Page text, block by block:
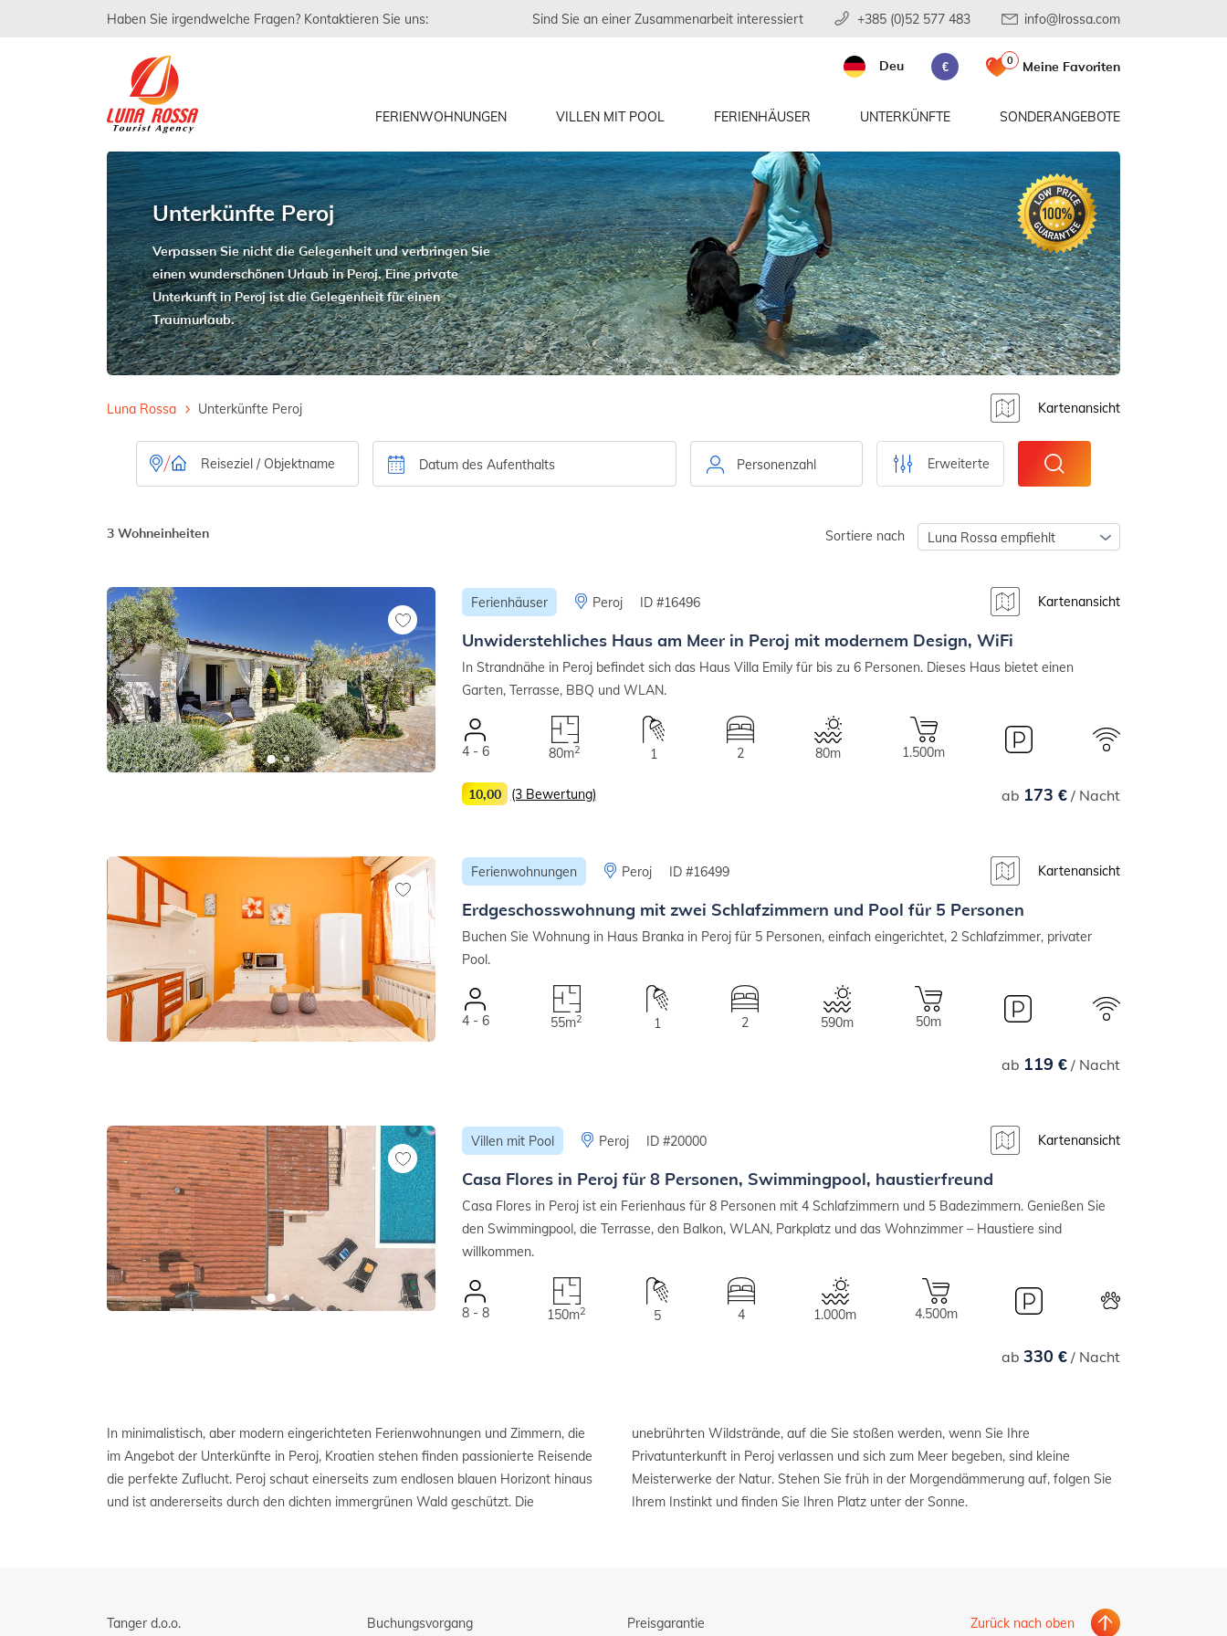
Haben Sie irgendwelche Fragen? Kontaktieren Sie uns: Sind Sie an einer Zusammenarbeit interessiert +385 (0)52 577 483 info@lrossa.com
FERIENWOHNUNGEN VILLEN MIT POOL FERIENHÄUSER UNTERKÜNFTE SONDERANGEBOTE
Deu € 0 Meine Favoriten
Unterkünfte Peroj
Verpassen Sie nicht die Gelegenheit und verbringen Sie
einen wunderschönen Urlaub in Peroj. Eine private
Unterkunft in Peroj ist die Gelegenheit für einen
Traumurlaub.
Luna Rossa Unterkünfte Peroj Kartenansicht
Personenzahl Erweiterte
3 Wohneinheiten Sortiere nach Luna Rossa empfiehlt
Ferienhäuser Peroj ID #16496 Kartenansicht
Unwiderstehliches Haus am Meer in Peroj mit modernem Design, WiFi
In Strandnähe in Peroj befindet sich das Haus Villa Emily für bis zu 6 Personen. Dieses Haus bietet einen
Garten, Terrasse, BBQ und WLAN.
4 - 6 80m2 1 2 80m 1.500m
ab 173 €/ Nacht
10,00 (3 Bewertung)
Ferienwohnungen Peroj ID #16499 Kartenansicht
Erdgeschosswohnung mit zwei Schlafzimmern und Pool für 5 Personen
Buchen Sie Wohnung in Haus Branka in Peroj für 5 Personen, einfach eingerichtet, 2 Schlafzimmer, privater
Pool.
4 - 6 55m2 1 2 590m 50m
ab 119 €/ Nacht
Villen mit Pool Peroj ID #20000 Kartenansicht
Casa Flores in Peroj für 8 Personen, Swimmingpool, haustierfreund
Casa Flores in Peroj ist ein Ferienhaus für 8 Personen mit 4 Schlafzimmern und 5 Badezimmern. Genießen Sie
den Swimmingpool, die Terrasse, den Balkon, WLAN, Parkplatz und das Wohnzimmer – Haustiere sind
willkommen.
8 - 8 150m2 5 4 1.000m 4.500m
ab 330 €/ Nacht
In minimalistisch, aber modern eingerichteten Ferienwohnungen und Zimmern, die
im Angebot der Unterkünfte in Peroj, Kroatien stehen finden passionierte Reisende
die perfekte Zuflucht. Peroj schaut einerseits zum endlosen blauen Horizont hinaus
und ist andererseits durch den dichten immergrünen Wald geschützt. Die
unebrührten Wildstrände, auf die Sie stoßen werden, wenn Sie Ihre
Privatunterkunft in Peroj verlassen und sich zum Meer begeben, sind kleine
Meisterwerke der Natur. Stehen Sie früh in der Morgendämmerung auf, folgen Sie
Ihrem Instinkt und finden Sie Ihren Platz unter der Sonne.
Tanger d.o.o. Buchungsvorgang Preisgarantie Zurück nach oben